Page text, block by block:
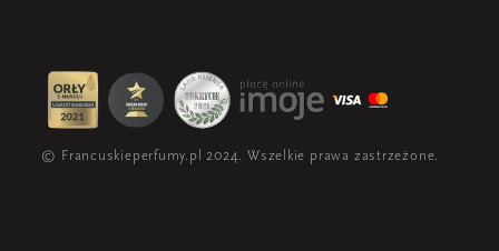
© Francuskieperfumy.pl 2024. Wszelkie prawa zastrzeżone.